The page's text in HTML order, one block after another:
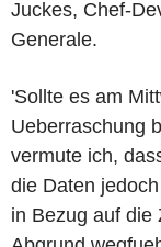
Juckes, Chef-
Generale.
'Sollte es am
Ueberraschung
vermute ich,
die Daten
in Bezug auf die